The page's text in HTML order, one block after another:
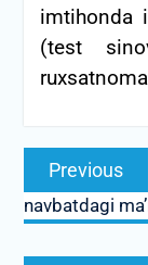
imtihonda
(test
Post
menyusi
Previous
navbatdagi